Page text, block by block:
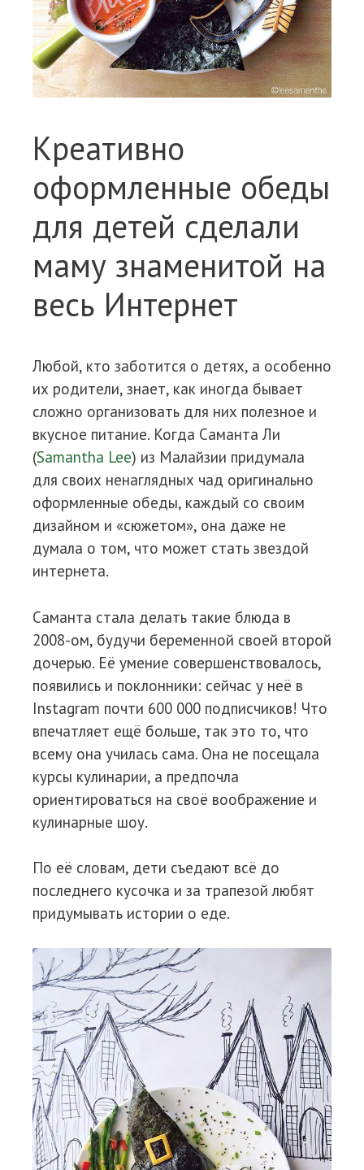
Креативно
оформленные обеды
для детей cделали
маму знаменитой на
весь Интернет
Любой, кто заботится о детях, а особенно
их родители, знает, как иногда бывает
сложно организовать для них полезное и
вкусное питание. Когда Саманта Ли
(Samantha Lee) из Малайзии придумала
для своих ненаглядных чад оригинально
оформленные обеды, каждый со своим
дизайном и «сюжетом», она даже не
думала о том, что может стать звездой
интернета.
Саманта стала делать такие блюда в
2008-ом, будучи беременной своей второй
дочерью. Её умение совершенствовалось,
появились и поклонники: сейчас у неё в
Instagram почти 600 000 подписчиков! Что
впечатляет ещё больше, так это то, что
всему она училась сама. Она не посещала
курсы кулинарии, а предпочла
ориентироваться на своё воображение и
кулинарные шоу.
По её словам, дети съедают всё до
последнего кусочка и за трапезой любят
придумывать истории о еде.